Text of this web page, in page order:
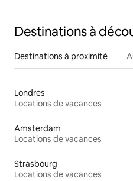
Destinations à
Destinations à proximité
Londres
Locations de vacances
Amsterdam
Locations de vacances
Strasbourg
Locations de vacances